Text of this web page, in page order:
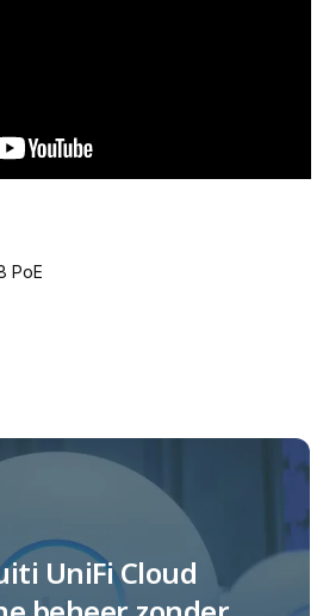
PoE
UniFi Cloud